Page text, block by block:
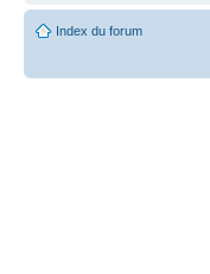
Index du forum